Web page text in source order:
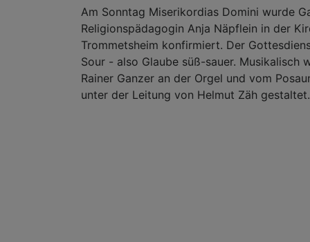
Am Sonntag Miserikordias Domini wurde
Religionspädagogin Anja Näpflein in der
Trommetsheim konfirmiert. Der
Sour - also Glaube süß-sauer. Musikalisch
Rainer Ganzer an der Orgel und vom
unter der Leitung von Helmut Zäh gestaltet.